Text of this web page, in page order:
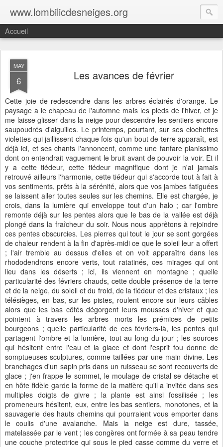
www.lombilicdesneiges.org
Accueil
MAY
6 Les avances de février
Cette joie de redescendre dans les arbres éclairés d'orange. Le
paysage a le chapeau de l'automne mais les pieds de l'hiver, et je
me laisse glisser dans la neige pour descendre les sentiers encore
saupoudrés d'aiguilles. Le printemps, pourtant, sur ses clochettes
violettes qui jaillissent chaque fois qu'un bout de terre apparaît, est
déjà ici, et ses chants l'annoncent, comme une fanfare pianissimo
dont on entendrait vaguement le bruit avant de pouvoir la voir. Et il
y a cette tiédeur, cette tiédeur magnifique dont je n'ai jamais
retrouvé ailleurs l'harmonie, cette tiédeur qui s'accorde tout à fait à
vos sentiments, prêts à la sérénité, alors que vos jambes fatiguées
se laissent aller toutes seules sur les chemins. Elle est chargée, je
crois, dans la lumière qui enveloppe tout d'un halo ; car l'ombre
remonte déjà sur les pentes alors que le bas de la vallée est déjà
plongé dans la fraîcheur du soir. Nous nous apprêtons à rejoindre
ces pentes obscurcies. Les pierres qui tout le jour se sont gorgées
de chaleur rendent à la fin d'après-midi ce que le soleil leur a offert
; l'air tremble au dessus d'elles et on voit apparaître dans les
rhododendrons encore verts, tout ratatinés, ces mirages qui ont
lieu dans les déserts ; ici, ils viennent en montagne ; quelle
particularité des févriers chauds, cette double présence de la terre
et de la neige, du soleil et du froid, de la tiédeur et des cristaux ; les
télésièges, en bas, sur les pistes, roulent encore sur leurs câbles
alors que les bas côtés dégorgent leurs mousses d'hiver et que
pointent à travers les arbres morts les prémices de petits
bourgeons ; quelle particularité de ces févriers-là, les pentes qui
partagent l'ombre et la lumière, tout au long du jour ; les sources
qui hésitent entre l'eau et la glace et dont l'esprit fou donne de
somptueuses sculptures, comme taillées par une main divine. Les
branchages d'un sapin pris dans un ruisseau se sont recouverts de
glace ; j'en frappe le sommet, le moulage de cristal se détache et
en hôte fidèle garde la forme de la matière qu'il a invitée dans ses
multiples doigts de givre ; la plante est ainsi fossilisée ; les
promeneurs hésitent, eux, entre les bas sentiers, monotones, et la
sauvagerie des hauts chemins qui pourraient vous emporter dans
le coulis d'une avalanche. Mais la neige est dure, tassée,
matelassée par le vent ; les congères ont formée à sa peau tendre
une couche protectrice qui sous le pied casse comme du verre et